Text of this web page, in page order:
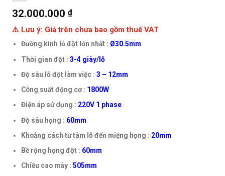
32.000.000 ₫
⚠️ Lưu ý: Giá trên chưa bao gồm thuế VAT
Đường kính lỗ đột lớn nhất : Ø30.5mm
Thời gian đột : 3-4 giây/lỗ
Độ sâu lỗ đột làm việc : 3 – 12mm
Công suất động cơ : 1800W
Điện áp sử dụng : 220V 1 phase
Độ sâu họng : 60mm
Khoảng cách từ tâm lỗ đến miệng họng : 20mm
Bề rộng họng đột : 60mm
Chiều cao máy : 505mm